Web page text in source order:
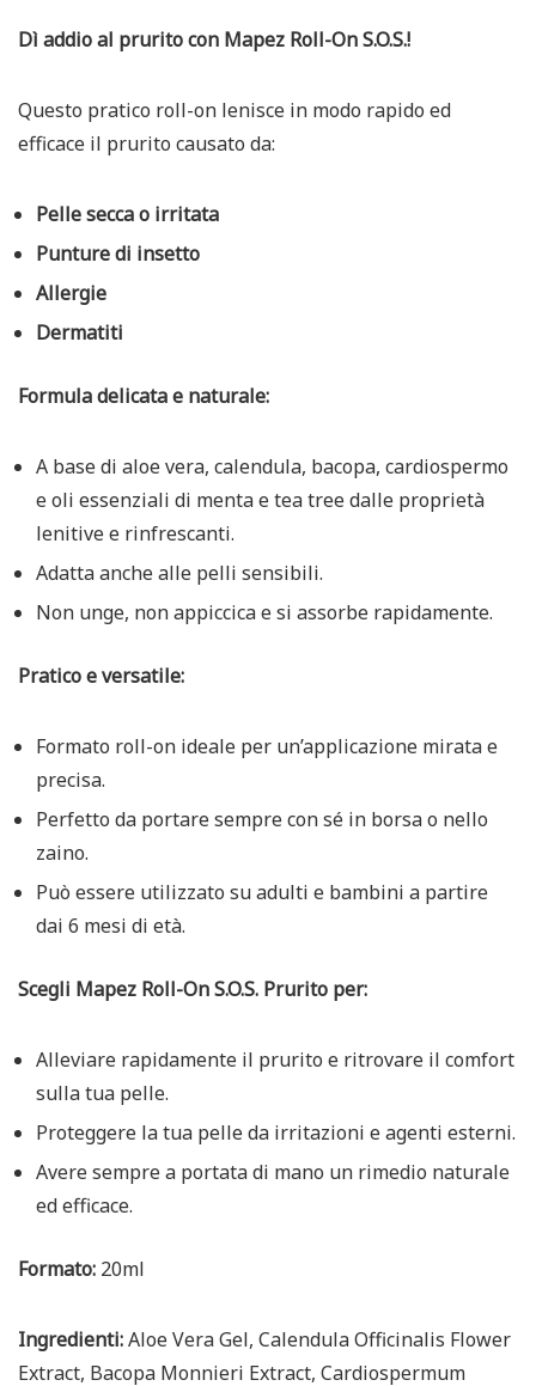
Dì addio al prurito con Mapez Roll-On S.O.S.!
Questo pratico roll-on lenisce in modo rapido ed
efficace il prurito causato da:
Pelle secca o irritata
Punture di insetto
Allergie
Dermatiti
Formula delicata e naturale:
A base di aloe vera, calendula, bacopa, cardiospermo
e oli essenziali di menta e tea tree dalle proprietà
lenitive e rinfrescanti.
Adatta anche alle pelli sensibili.
Non unge, non appiccica e si assorbe rapidamente.
Pratico e versatile:
Formato roll-on ideale per un’applicazione mirata e
precisa.
Perfetto da portare sempre con sé in borsa o nello
zaino.
Può essere utilizzato su adulti e bambini a partire
dai 6 mesi di età.
Scegli Mapez Roll-On S.O.S. Prurito per:
Alleviare rapidamente il prurito e ritrovare il comfort
sulla tua pelle.
Proteggere la tua pelle da irritazioni e agenti esterni.
Avere sempre a portata di mano un rimedio naturale
ed efficace.
Formato: 20ml
Ingredienti:Aloe Vera Gel, Calendula Officinalis Flower
Extract, Bacopa Monnieri Extract, Cardiospermum